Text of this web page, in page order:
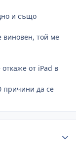
и също
виновен, той ме
от iPad в
причини да се